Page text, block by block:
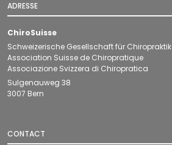
ADRESSE
ChiroSuisse
Schweizerische Gesellschaft für Chiropraktik
Association Suisse de Chiropratique
Associazione Svizzera di Chiropratica
Sulgenauweg 38
3007 Bern
CONTACT